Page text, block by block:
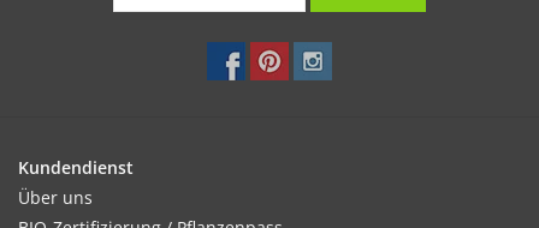
Kundendienst
Über uns